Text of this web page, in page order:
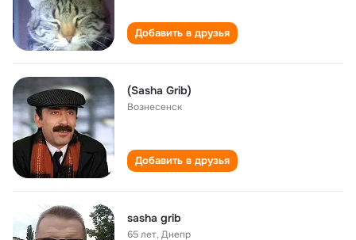
Добавить в друзья
(Sasha Grib)
Вознесенск
Добавить в друзья
sasha grib
65 лет,Днепр